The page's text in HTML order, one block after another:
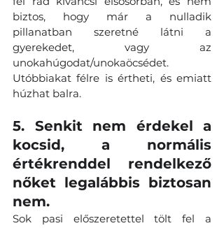
biztos, hogy már a nulladik
pillanatban szeretné látni a
gyerekedet, vagy az
unokahúgodat/unokaöcsédet.
Utóbbiakat félre is értheti, és emiatt
húzhat balra.
5. Senkit nem érdekel a
kocsid, a normális
értékrenddel rendelkező
nőket legalábbis biztosan
nem.
Sok pasi előszeretettel tölt fel a